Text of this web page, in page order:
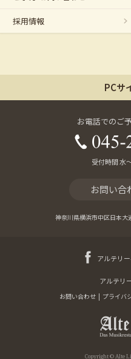
採用情報
PCサ
お電話でのご
受付時間 水
お問い合
神奈川県横浜市中区日本
アルテリ
アルテリ
お問い合わせ | プライバ
Copyright © Alte